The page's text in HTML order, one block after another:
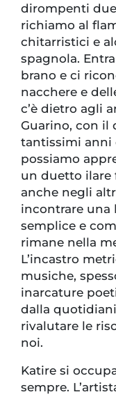
dirompenti
richiamo al
chitarristici e
spagnola.
brano e ci
nacchere e
c’è dietro agli
Guarino, con il
tantissimi anni
possiamo
un duetto ilare
anche negli
incontrare una
semplice e
rimane nella
L’incastro
musiche,
inarcature
dalla
rivalutare le
noi.
Katire si
sempre.